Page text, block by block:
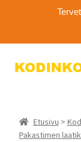
Siirry
Siirry
Ota yhteyttä
Etusivu >
Pakastimen